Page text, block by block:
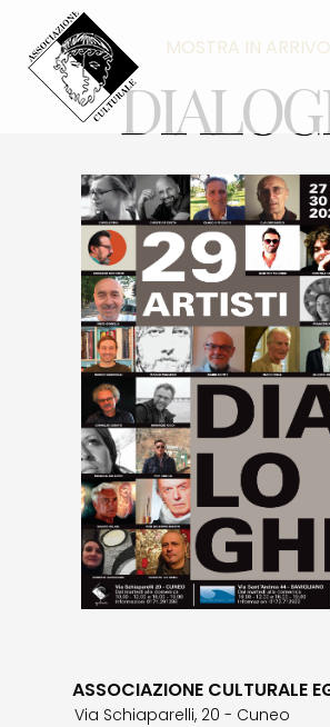
ASSOCIAZIONE CULTURALE
MOSTRA IN ARRIVO
Via Schiaparelli, 20 - Cuneo